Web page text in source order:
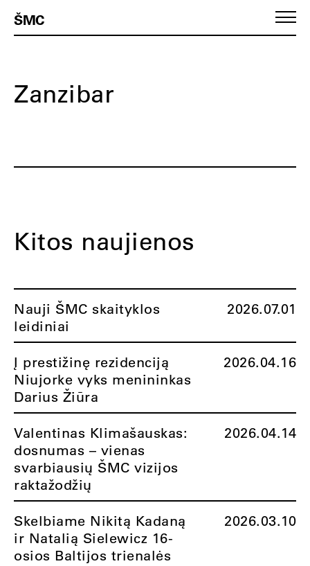
ŠMC
Zanzibar
Kitos naujienos
Nauji ŠMC skaityklos
leidiniai
2026.07.01
Į prestižinę rezidenciją
Niujorke vyks menininkas
Darius Žiūra
2026.04.16
Valentinas Klimašauskas:
dosnumas – vienas
svarbiausių ŠMC vizijos
raktažodžių
2026.04.14
Skelbiame Nikitą Kadaną
ir Natalią Sielewicz 16-
osios Baltijos trienalės
2026.03.10